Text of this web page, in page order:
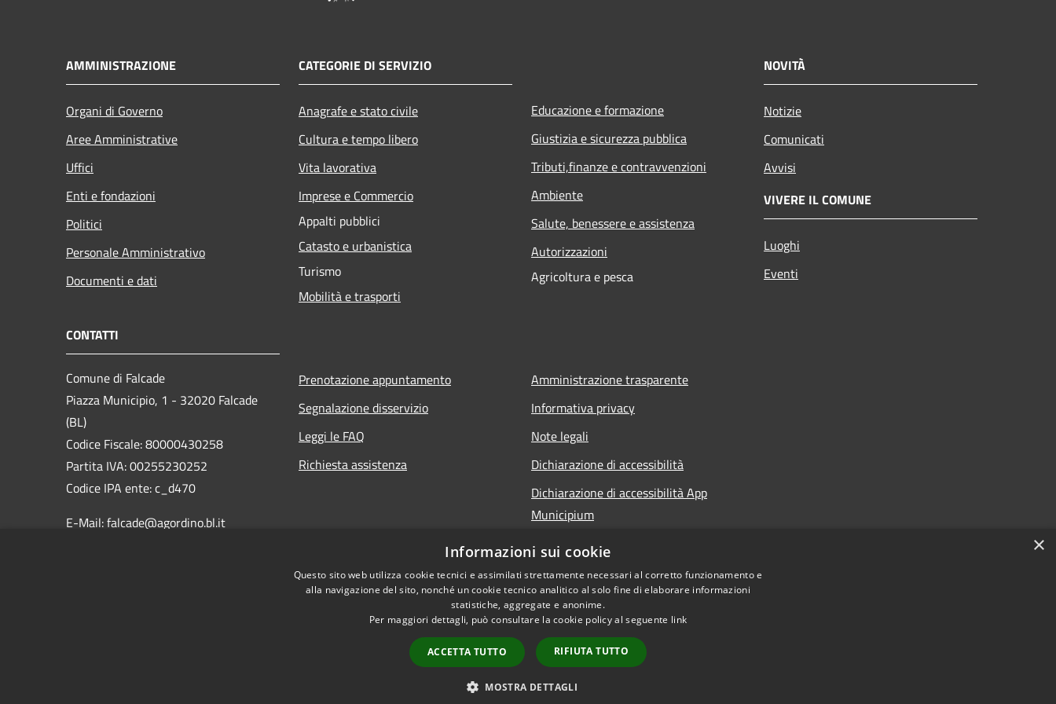
AMMINISTRAZIONE
Organi di Governo
Aree Amministrative
Uffici
Enti e fondazioni
Politici
Personale Amministrativo
Documenti e dati
CATEGORIE DI SERVIZIO
Anagrafe e stato civile
Cultura e tempo libero
Vita lavorativa
Imprese e Commercio
Appalti pubblici
Catasto e urbanistica
Turismo
Mobilità e trasporti
Educazione e formazione
Giustizia e sicurezza pubblica
Tributi,finanze e contravvenzioni
Ambiente
Salute, benessere e assistenza
Autorizzazioni
Agricoltura e pesca
NOVITÀ
Notizie
Comunicati
Avvisi
VIVERE IL COMUNE
Luoghi
Eventi
CONTATTI
Comune di Falcade
Piazza Municipio, 1 - 32020 Falcade
(BL)
Codice Fiscale: 80000430258
Partita IVA: 00255230252
Codice IPA ente: c_d470
E-Mail: falcade@agordino.bl.it
Prenotazione appuntamento
Segnalazione disservizio
Leggi le FAQ
Richiesta assistenza
Amministrazione trasparente
Informativa privacy
Note legali
Dichiarazione di accessibilità
Dichiarazione di accessibilità App
Municipium
Copyright © 2026 • Comune di Falcade • Powered by
×
Informazioni sui cookie
Questo sito web utilizza cookie tecnici e assimilati strettamente necessari al corretto funzionamento e
alla navigazione del sito, nonché un cookie tecnico analitico al solo fine di elaborare informazioni
statistiche, aggregate e anonime.
Per maggiori dettagli, può consultare la cookie policy al seguente link
ACCETTA TUTTO RIFIUTA TUTTO
MOSTRA DETTAGLI